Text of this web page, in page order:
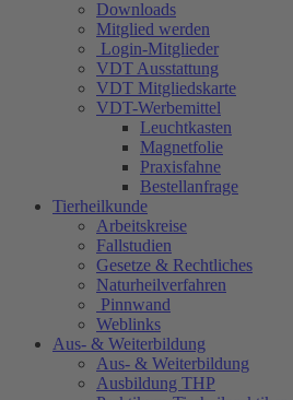
Downloads
Mitglied werden
Login-Mitglieder
VDT Ausstattung
VDT Mitgliedskarte
VDT-Werbemittel
Leuchtkasten
Magnetfolie
Praxisfahne
Bestellanfrage
Tierheilkunde
Arbeitskreise
Fallstudien
Gesetze & Rechtliches
Naturheilverfahren
Pinnwand
Weblinks
Aus- & Weiterbildung
Aus- & Weiterbildung
Ausbildung THP